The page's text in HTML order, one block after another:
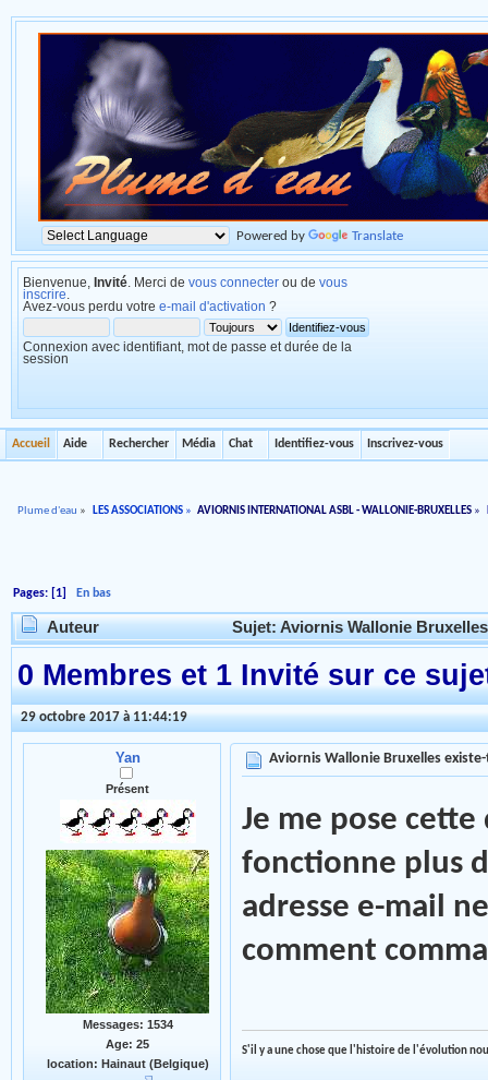
Powered by Translate
Bienvenue, Invité . Merci de vous connecter ou de vous
inscrire
Avez-vous perdu votre e-mail d'activation ?
Connexion avec identifiant, mot de passe et durée de la
session
Accueil Aide Rechercher Média Chat Identifiez-vous Inscrivez-vous
Plume d'eau » LES ASSOCIATIONS» AVIORNIS INTERNATIONAL ASBL - WALLONIE-BRUXELLES »
Pages: [1]En bas
Auteur Sujet: Aviornis Wallonie
0 Membres et 1 Invité sur ce
29 octobre 2017 à 11:44:19
Yan
Présent
Messages: 1534
Age: 25
location: Hainaut (Belgique)
Aviornis Wallonie Bruxelles
Je me pose
fonctionne plus
adresse e-mail
comment
S'il y a une chose que l'histoire de l'évolution